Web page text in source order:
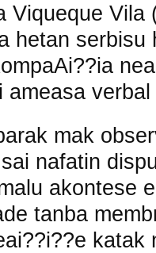
Viqueque Vila
hetan
ameasa
mak
nafatin
akontese
tanba